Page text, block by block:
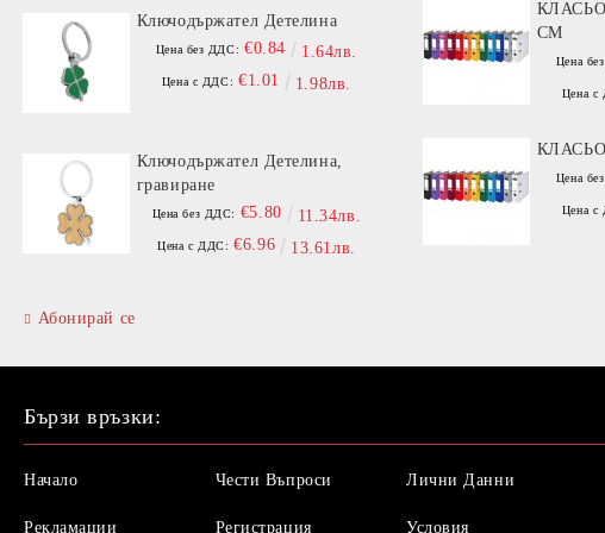
Ключодържател Детелина
Цена без ДДС: €0.84 1.64лв.
Цена с ДДС: €1.01 1.98лв.
Ключодържател Детелина,
гравиране
Цена без ДДС: €5.80 11.34лв.
Цена с ДДС: €6.96 13.61лв.
Абонирай се
СМ
Цена
Цена с
Цена
Цена с
Бързи връзки:
Начало
Рекламации
Чести Въпроси
Регистрация
Лични Данни
Условия